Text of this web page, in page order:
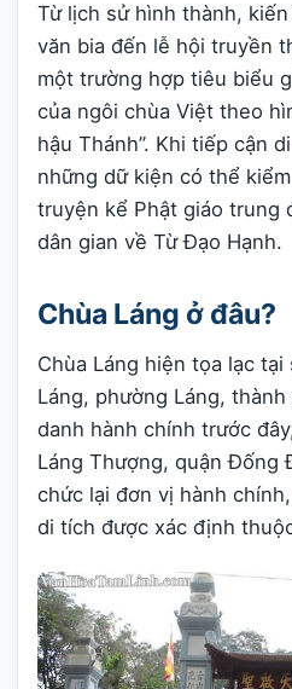
Từ lịch sử hình thành,
văn bia đến lễ hội truyền
một trường hợp tiêu biểu
của ngôi chùa Việt theo
hậu Thánh”. Khi tiếp cận
những dữ kiện có thể
truyện kể Phật giáo trung
dân gian về Từ Đạo Hạnh.
Chùa Láng ở đâu?
Chùa Láng hiện tọa lạc tại
Láng, phường Láng,
danh hành chính trước
Láng Thượng, quận Đống
chức lại đơn vị hành
di tích được xác định